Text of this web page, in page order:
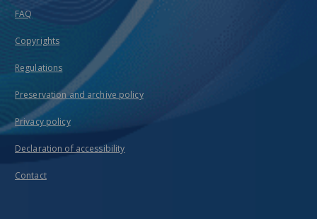
FAQ
Copyrights
Regulations
Preservation and archive policy
Privacy policy
Declaration of accessibility
Contact